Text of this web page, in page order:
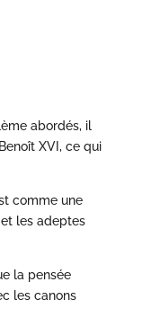
abordés, il
XVI, ce qui
comme une
les adeptes
la pensée
les canons